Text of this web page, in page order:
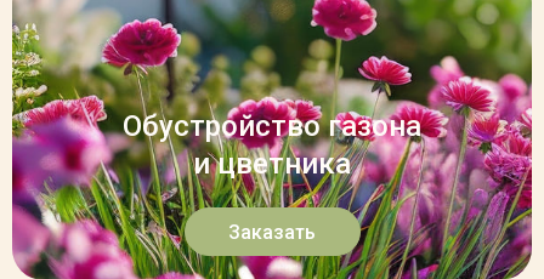
Обустройство газона
и цветника
Заказать